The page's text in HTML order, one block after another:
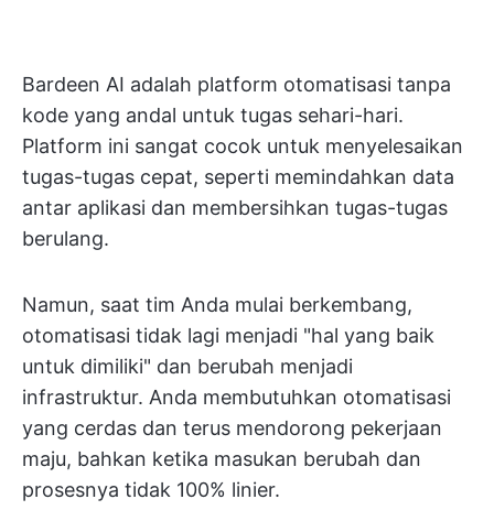
Bardeen AI adalah platform otomatisasi tanpa
kode yang andal untuk tugas sehari-hari.
Platform ini sangat cocok untuk menyelesaikan
tugas-tugas cepat, seperti memindahkan data
antar aplikasi dan membersihkan tugas-tugas
berulang.
Namun, saat tim Anda mulai berkembang,
otomatisasi tidak lagi menjadi "hal yang baik
untuk dimiliki" dan berubah menjadi
infrastruktur. Anda membutuhkan otomatisasi
yang cerdas dan terus mendorong pekerjaan
maju, bahkan ketika masukan berubah dan
prosesnya tidak 100% linier.